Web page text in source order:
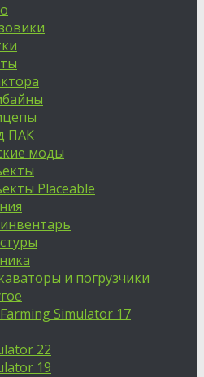
ПАК
моды
Placeable
и погрузчики
Simulator 17
22
19